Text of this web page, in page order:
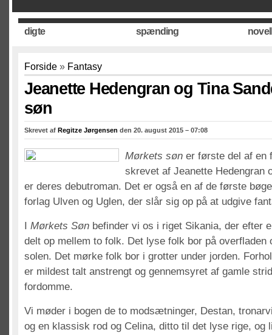
digte spænding
Forside » Fantasy
Jeanette Hedengran og Tina
søn
Skrevet af Regitze Jørgensen den 20. august 2015 – 07:08
Mørkets søn er første del af en
skrevet af Jeanette Hedengran
er deres debutroman. Det er også en af de første
forlag Ulven og Uglen, der slår sig op på at udgive
I Mørkets Søn befinder vi os i riget Sikania, der efter
delt op mellem to folk. Det lyse folk bor på overfladen
solen. Det mørke folk bor i grotter under jorden.
er mildest talt anstrengt og gennemsyret af gamle
fordomme.
Vi møder i bogen de to modsætninger, Destan,
og en klassisk rod og Celina, ditto til det lyse rige, og